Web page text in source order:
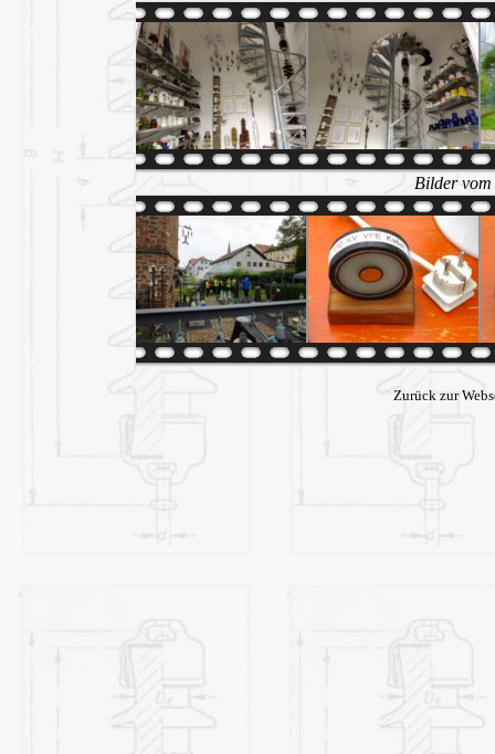
Bilder vom
Zurück zur